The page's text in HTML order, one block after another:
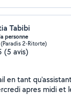
Tabibi
personne
2-Ritorte)
(5 avis)
en tant
apres midi et